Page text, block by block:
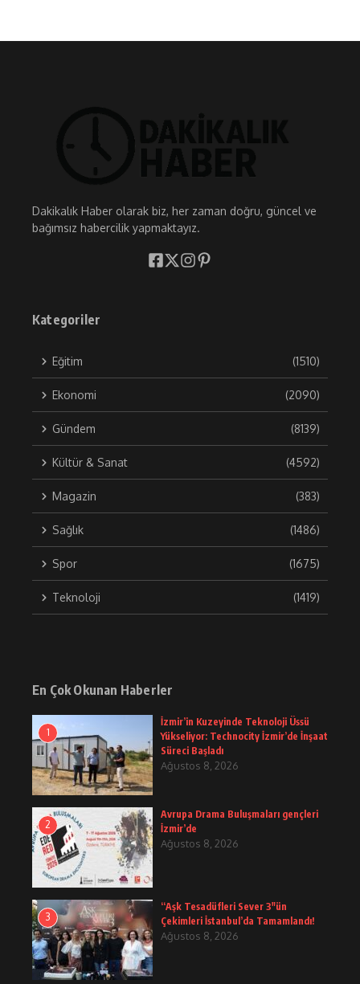
Dakikalık Haber olarak biz, her zaman doğru, güncel ve
bağımsız habercilik yapmaktayız.
Kategoriler
Eğitim (1510)
Ekonomi (2090)
Gündem (8139)
Kültür & Sanat (4592)
Magazin (383)
Sağlık (1486)
Spor (1675)
Teknoloji (1419)
En Çok Okunan Haberler
1
İzmir’in Kuzeyinde Teknoloji Üssü
Yükseliyor: Technocity İzmir’de İnşaat
Süreci Başladı
Ağustos 8, 2026
2
Avrupa Drama Buluşmaları gençleri
İzmir’de
Ağustos 8, 2026
3
“Aşk Tesadüfleri Sever 3″ün
Çekimleri İstanbul’da Tamamlandı!
Ağustos 8, 2026